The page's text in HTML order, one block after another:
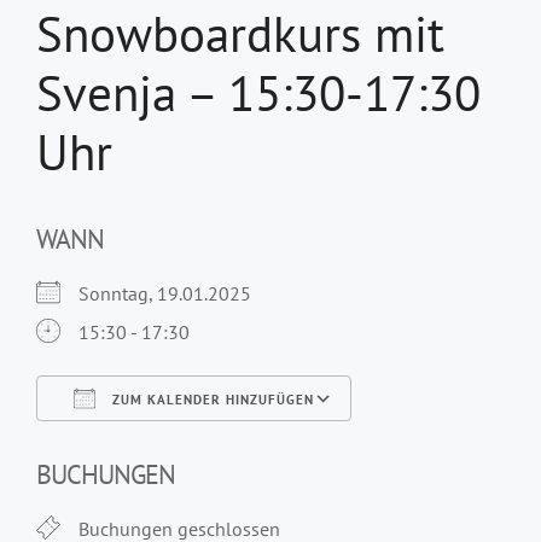
Snowboardkurs mit
Svenja – 15:30-17:30
Uhr
WANN
Sonntag, 19.01.2025
15:30 - 17:30
ZUM KALENDER HINZUFÜGEN
BUCHUNGEN
Buchungen geschlossen